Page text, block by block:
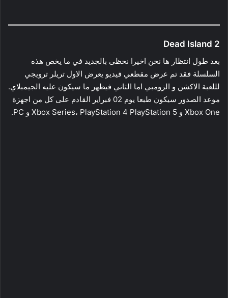
Dead Island 2
بعد طول انتظار ها نحن اخيرا نحظى بالجديد في ما يخص هذه
السلسلة فقد تم عرض مقطعي فيديو يعرض الاول تريلر ترويجي
لللعبة الاكشن و الزومبي اما الثاني فيظهر ما سيكون عليه الجيمبلاي.
موعد الصدور سيكون طبعا يوم 02 فبراير القادم على كل من اجهزة
Xbox One و Xbox Series، PlayStation 4 PlayStation 5 و PC.